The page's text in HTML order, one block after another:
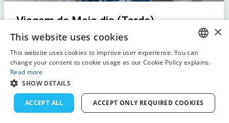
Viagem de Meio dia (Tarde)
Playa Del Carmen, Puerto Aventuras
Duração: 4h
Equipamento de pesca
Depósito não reembolsável
650€
ENGLISH
DUTCH
GERMAN
×
This website uses cookies
This website uses cookies to improve user experience. You can
change your consent to cookie usage as our Cookie Policy explains.
Read more
SHOW DETAILS
ACCEPT ALL ACCEPT ONLY REQUIRED COOKIES